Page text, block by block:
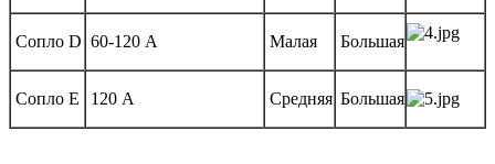
Сопло D 60-120 А Малая Большая
Сопло E 120 А Средняя Большая